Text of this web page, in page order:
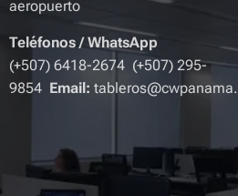
aeropuerto
Teléfonos/WhatsApp
(+507) 6418-2674 (+507) 295-
9854 Email: